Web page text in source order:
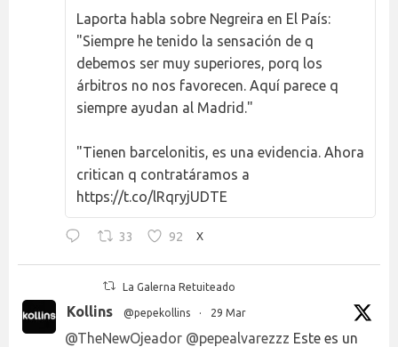
Laporta habla sobre Negreira en El País:
"Siempre he tenido la sensación de q
debemos ser muy superiores, porq los
árbitros no nos favorecen. Aquí parece q
siempre ayudan al Madrid."
"Tienen barcelonitis, es una evidencia. Ahora
critican q contratáramos a
https://t.co/lRqryjUDTE
33 92 X
La Galerna Retuiteado
Kollins @pepekollins · 29 Mar
@TheNewOjeador @pepealvarezzz Este es un